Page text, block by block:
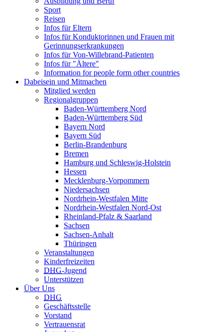
Sport
Reisen
Infos für Eltern
Infos für Konduktorinnen und Frauen mit
Gerinnungserkrankungen
Infos für Von-Willebrand-Patienten
Infos für "Ältere"
Information for people form other countries
Dabeisein und Mitmachen
Mitglied werden
Regionalgruppen
Baden-Württemberg Nord
Baden-Württemberg Süd
Bayern Nord
Bayern Süd
Berlin-Brandenburg
Bremen
Hamburg und Schleswig-Holstein
Hessen
Mecklenburg-Vorpommern
Niedersachsen
Nordrhein-Westfalen Mitte
Nordrhein-Westfalen Nord-Ost
Rheinland-Pfalz & Saarland
Sachsen
Sachsen-Anhalt
Thüringen
Veranstaltungen
Kinderfreizeiten
DHG-Jugend
Unterstützen
Über Uns
DHG
Geschäftsstelle
Vorstand
Vertrauensrat